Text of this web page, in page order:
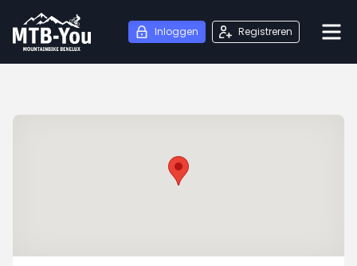
Inloggen Registreren